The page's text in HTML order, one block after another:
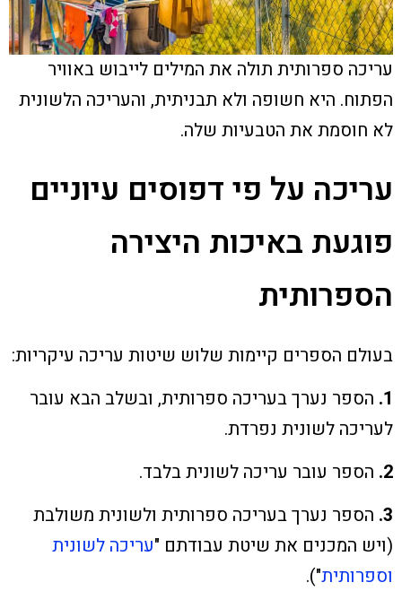
עריכה ספרותית תולה את המילים לייבוש באוויר
הפתוח. היא חשופה ולא תבניתית, והעריכה הלשונית
לא חוסמת את הטבעיות שלה.
עריכה על פי דפוסים עיוניים
פוגעת באיכות היצירה
הספרותית
בעולם הספרים קיימות שלוש שיטות עריכה עיקריות:
1. הספר נערך בעריכה ספרותית, ובשלב הבא עובר
לעריכה לשונית נפרדת.
2. הספר עובר עריכה לשונית בלבד.
3. הספר נערך בעריכה ספרותית ולשונית משולבת
(ויש המכנים את שיטת עבודתם "עריכה לשונית
וספרותית").